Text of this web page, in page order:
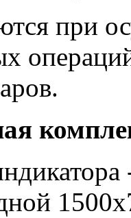
при